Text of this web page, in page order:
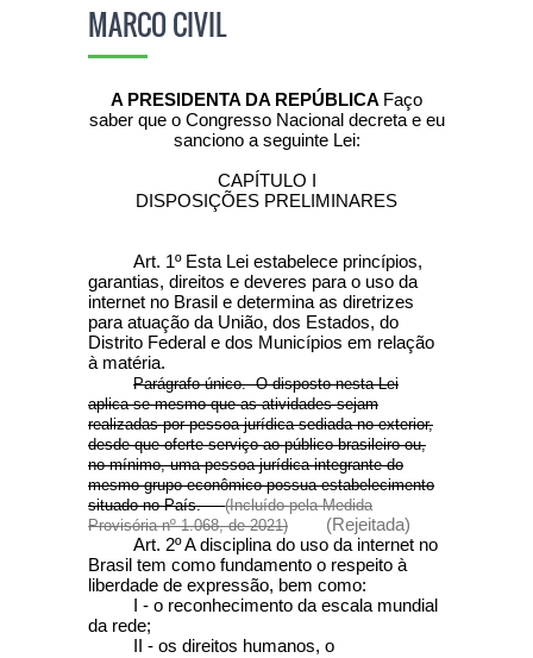
MARCO CIVIL
A PRESIDENTA DA REPÚBLICA Faço
saber que o Congresso Nacional decreta e eu
sanciono a seguinte Lei:
CAPÍTULO I
DISPOSIÇÕES PRELIMINARES
Art. 1º Esta Lei estabelece princípios,
garantias, direitos e deveres para o uso da
internet no Brasil e determina as diretrizes
para atuação da União, dos Estados, do
Distrito Federal e dos Municípios em relação
à matéria.
Parágrafo único. O disposto nesta Lei
aplica-se mesmo que as atividades sejam
realizadas por pessoa jurídica sediada no exterior,
desde que oferte serviço ao público brasileiro ou,
no mínimo, uma pessoa jurídica integrante do
mesmo grupo econômico possua estabelecimento
situado no País.(Incluído pela Medida
Provisória nº 1.068, de 2021)
(Rejeitada)
Art. 2º A disciplina do uso da internet no
Brasil tem como fundamento o respeito à
liberdade de expressão, bem como:
I - o reconhecimento da escala mundial
da rede;
II - os direitos humanos, o